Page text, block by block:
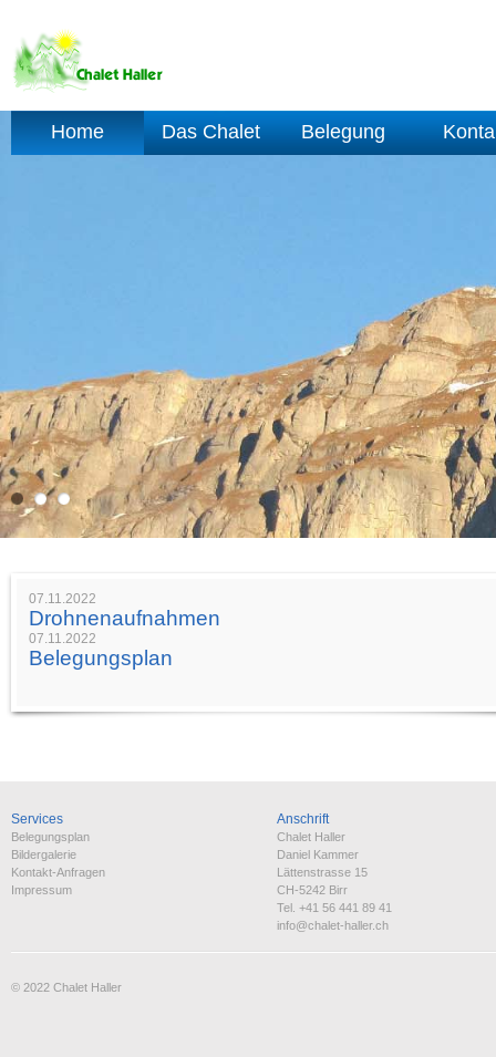
Home Das Chalet Belegung
07.11.2022
Drohnenaufnahmen
07.11.2022
Belegungsplan
Services
Belegungsplan
Bildergalerie
Kontakt-Anfragen
Impressum
Anschrift
Chalet Haller
Daniel Kammer
Lättenstrasse 15
CH-5242 Birr
Tel. +41 56 441 89 41
info@chalet-haller.ch
© 2022 Chalet Haller